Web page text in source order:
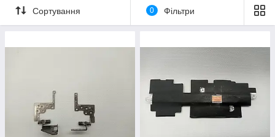
Сортування 0 Фільтри